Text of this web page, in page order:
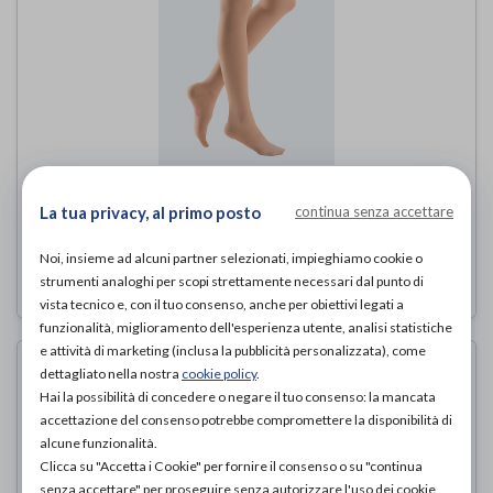
mediven plus - Calza coscia punta
chiusa
Medi
ACQUISTA ONLINE DA113,00€
La tua privacy, al primo posto continua senza accettare
Noi, insieme ad alcuni partner selezionati, impieghiamo cookie o
strumenti analoghi per scopi strettamente necessari dal punto di
vista tecnico e, con il tuo consenso, anche per obiettivi legati a
funzionalità, miglioramento dell'esperienza utente, analisi statistiche
e attività di marketing (inclusa la pubblicità personalizzata), come
dettagliato nella nostra cookie policy.
Hai la possibilità di concedere o negare il tuo consenso: la mancata
accettazione del consenso potrebbe compromettere la disponibilità di
alcune funzionalità.
Clicca su "Accetta i Cookie" per fornire il consenso o su "continua
senza accettare" per proseguire senza autorizzare l'uso dei cookie